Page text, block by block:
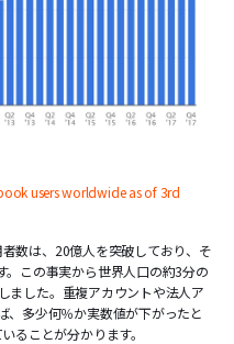
users worldwide as of 3rd
数は、20億人を突破しており、そ
。この事実から世界人口の約3分の
ました。重複アカウントや法人ア
、多少何％か実数値が下がったと
ることが分かります。